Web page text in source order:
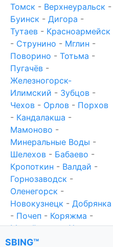
Томск - Верхнеуральск -
Буинск - Дигора -
Тутаев - Красноармейск
- Струнино - Мглин -
Поворино - Тотьма -
Пугачёв -
Железногорск-
Илимский - Зубцов -
Чехов - Орлов - Порхов
- Кандалакша -
Мамоново -
Минеральные Воды -
Шелехов - Бабаево -
Кропоткин - Валдай -
Горнозаводск -
Оленегорск -
Новокузнецк - Добрянка
- Почеп - Коряжма -
Михайловка-Ханты-
Мансийск
SBING™